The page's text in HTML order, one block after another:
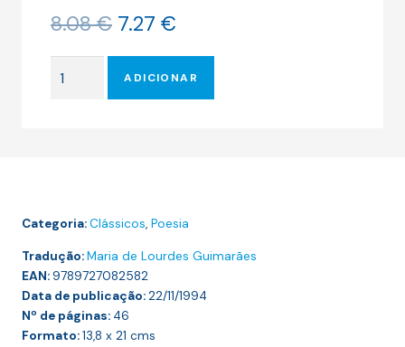
8.08€ O
original
era:
8.08 €.
7.27 €
atual
é:
7.27 €.
DO
AMOR
ADICIONAR
Categoria:Clássicos, Poesia
Tradução:Maria de Lourdes Guimarães
EAN:9789727082582
Data de publicação:22/11/1994
Nº de páginas: 46
Formato:13,8 x 21 cms